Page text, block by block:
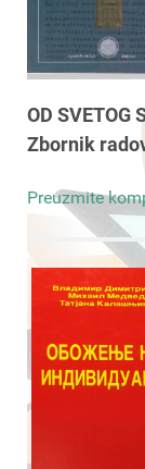
OD SVETOG
Zbornik
Preuzmite